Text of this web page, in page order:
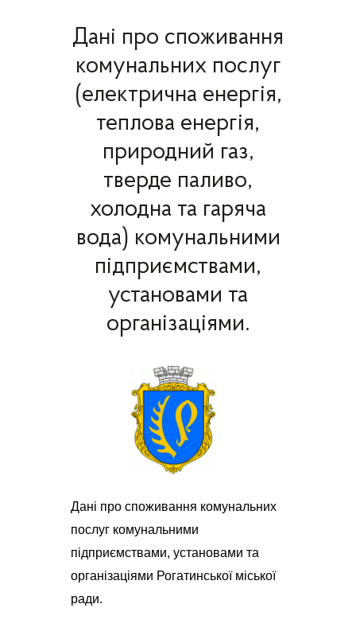
Дані про споживання
комунальних послуг
(електрична енергія,
теплова енергія,
природний газ,
тверде паливо,
холодна та гаряча
вода) комунальними
підприємствами,
установами та
організаціями.
Дані про споживання комунальних
послуг комунальними
підприємствами, установами та
організаціями Рогатинської міської
ради.